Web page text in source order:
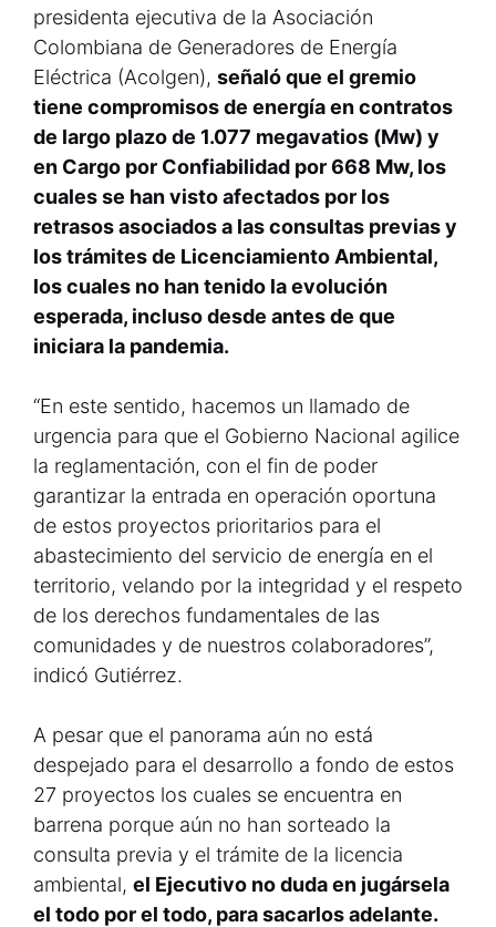
presidenta ejecutiva de la Asociación
Colombiana de Generadores de Energía
Eléctrica (Acolgen), señaló que el gremio
tiene compromisos de energía en contratos
de largo plazo de 1.077 megavatios (Mw) y
en Cargo por Confiabilidad por 668 Mw, los
cuales se han visto afectados por los
retrasos asociados a las consultas previas y
los trámites de Licenciamiento Ambiental,
los cuales no han tenido la evolución
esperada, incluso desde antes de que
iniciara la pandemia.
“En este sentido, hacemos un llamado de
urgencia para que el Gobierno Nacional agilice
la reglamentación, con el fin de poder
garantizar la entrada en operación oportuna
de estos proyectos prioritarios para el
abastecimiento del servicio de energía en el
territorio, velando por la integridad y el respeto
de los derechos fundamentales de las
comunidades y de nuestros colaboradores”,
indicó Gutiérrez.
A pesar que el panorama aún no está
despejado para el desarrollo a fondo de estos
27 proyectos los cuales se encuentra en
barrena porque aún no han sorteado la
consulta previa y el trámite de la licencia
ambiental, el Ejecutivo no duda en jugársela
el todo por el todo, para sacarlos adelante.